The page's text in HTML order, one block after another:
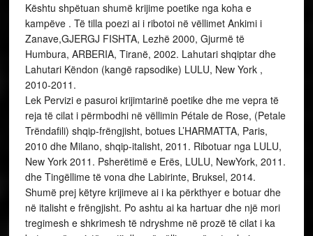
Kështu shpëtuan shumë krijime poetike nga koha e
kampëve . Të tilla poezi ai i ribotoi në vëllimet Ankimi i
Zanave,GJERGJ FISHTA, Lezhë 2000, Gjurmë të
Humbura, ARBERIA, Tiranë, 2002. Lahutari shqiptar dhe
Lahutari Këndon (kangë rapsodike) LULU, New York ,
2010-2011.
Lek Pervizi e pasuroi krijimtarinë poetike dhe me vepra të
reja të cilat i përmbodhi në vëllimin Pétale de Rose, (Petale
Trëndafili) shqip-frëngjisht, botues L’HARMATTA, Paris,
2010 dhe Milano, shqip-italisht, 2011. Ribotuar nga LULU,
New York 2011. Psherëtimë e Erës, LULU, NewYork, 2011.
dhe Tingëllime të vona dhe Labirinte, Bruksel, 2014.
Shumë prej këtyre krijimeve ai i ka përkthyer e botuar dhe
në italisht e frëngjisht. Po ashtu ai ka hartuar dhe një mori
tregimesh e shkrimesh të ndryshme në prozë të cilat i ka